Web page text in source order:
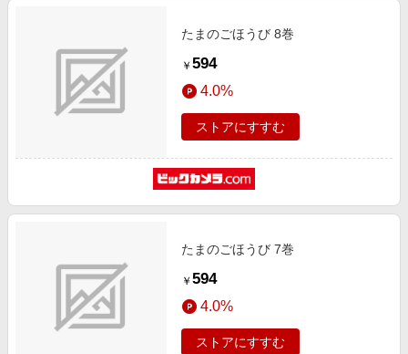
たまのごほうび 8巻
￥ 594
4.0%
ストアにすすむ
たまのごほうび 7巻
￥ 594
4.0%
ストアにすすむ